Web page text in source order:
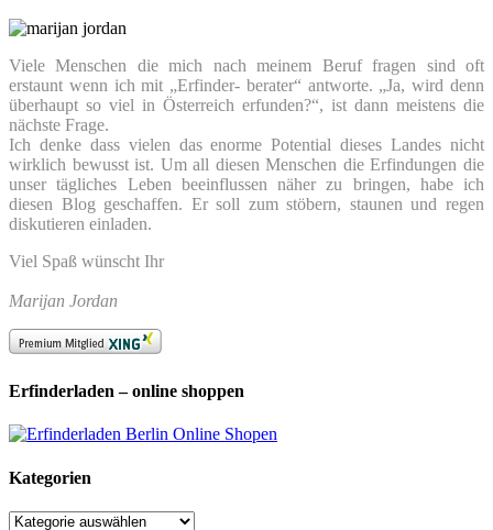
Viele Menschen die mich nach meinem Beruf fragen sind oft
erstaunt wenn ich mit „Erfinder- berater“ antworte. „Ja, wird denn
überhaupt so viel in Österreich erfunden?“, ist dann meistens die
nächste Frage.
Ich denke dass vielen das enorme Potential dieses Landes nicht
wirklich bewusst ist. Um all diesen Menschen die Erfindungen die
unser tägliches Leben beeinflussen näher zu bringen, habe ich
diesen Blog geschaffen. Er soll zum stöbern, staunen und regen
diskutieren einladen.
Viel Spaß wünscht Ihr
Marijan Jordan
Erfinderladen – online shoppen
Kategorien
Kategorien